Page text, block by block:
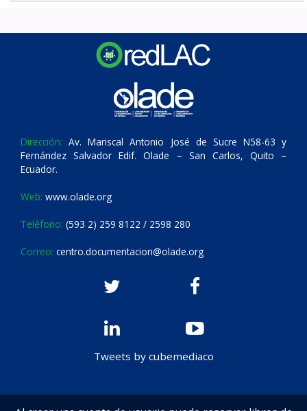
Dirección: Av. Mariscal Antonio José de Sucre N58-63 y
Fernández Salvador Edif. Olade – San Carlos, Quito –
Ecuador.
Web: www.olade.org
Teléfono: (593 2) 259 8122 / 2598 280
Correo: centro.documentacion@olade.org
Tweets by cubemediaco